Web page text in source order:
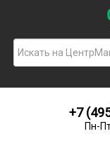
+7
Пн-